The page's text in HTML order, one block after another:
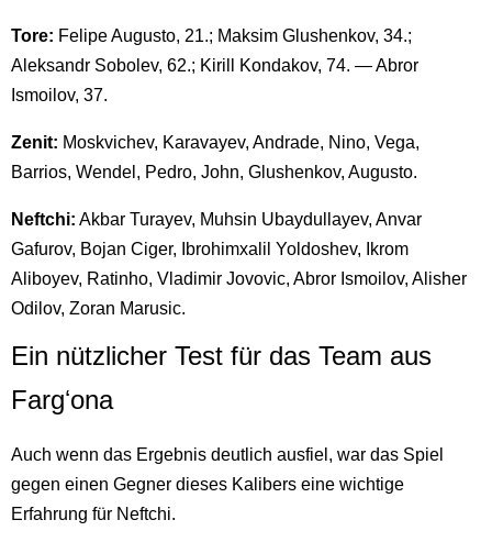
Tore: Felipe Augusto, 21.; Maksim Glushenkov, 34.;
Aleksandr Sobolev, 62.; Kirill Kondakov, 74. — Abror
Ismoilov, 37.
Zenit: Moskvichev, Karavayev, Andrade, Nino, Vega,
Barrios, Wendel, Pedro, John, Glushenkov, Augusto.
Neftchi: Akbar Turayev, Muhsin Ubaydullayev, Anvar
Gafurov, Bojan Ciger, Ibrohimxalil Yoldoshev, Ikrom
Aliboyev, Ratinho, Vladimir Jovovic, Abror Ismoilov, Alisher
Odilov, Zoran Marusic.
Ein nützlicher Test für das Team aus
Fargʻona
Auch wenn das Ergebnis deutlich ausfiel, war das Spiel
gegen einen Gegner dieses Kalibers eine wichtige
Erfahrung für Neftchi.